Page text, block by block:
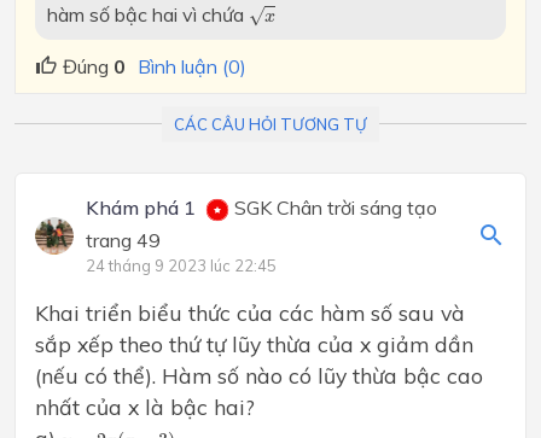
hàm số bậc hai vì chứa √x
Đúng 0 Bình luận (0)
CÁC CÂU HỎI TƯƠNG TỰ
Khám phá 1
SGK Chân trời sáng tạo
trang 49
24 tháng 9 2023 lúc 22:45
Khai triển biểu thức của các hàm số sau và
sắp xếp theo thứ tự lũy thừa của x giảm dần
(nếu có thể). Hàm số nào có lũy thừa bậc cao
nhất của x là bậc hai?
y x(x−